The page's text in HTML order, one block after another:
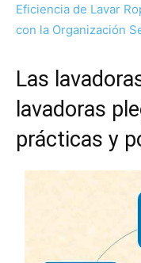
Eficiencia de Lavar
con la Organización
Las
lavadoras
prácticas y